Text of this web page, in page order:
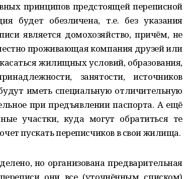
принципов предстоящей переписной
будет обезличена, т.е. без указания
является домохозяйство, причём, не
проживающая компания друзей или
жилищных условий, образования,
занятости, источников
иметь специальную отличительную
при предъявлении паспорта. А ещё
участки, куда могут обратиться те
пускать переписчиков в свои жилища.
но организована предварительная